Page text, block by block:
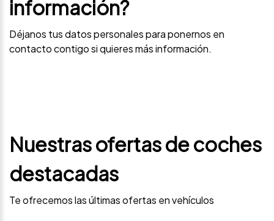
información?
Déjanos tus datos personales para ponernos en
contacto contigo si quieres más información.
Nuestras ofertas de coches
destacadas
Te ofrecemos las últimas ofertas en vehículos